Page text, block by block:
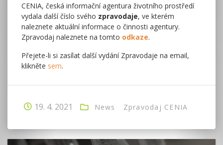
CENIA, česká informační agentura životního prostředí
vydala další číslo svého zpravodaje, ve kterém
naleznete aktuální informace o činnosti agentury.
Zpravodaj naleznete na tomto odkaze.
Přejete-li si zasílat další vydání Zpravodaje na email,
klikněte sem.
19. 4. 2021 News Zpravodaj CENIA